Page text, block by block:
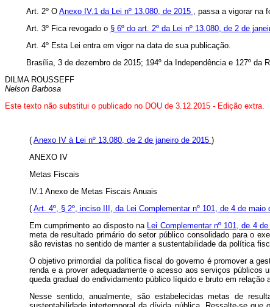
Art. 2º O Anexo IV.1 da Lei nº 13.080, de 2015 , passa a vigorar na
Art. 3º Fica revogado o § 6º do art. 2º da Lei nº 13.080, de 2 de
Art. 4º Esta Lei entra em vigor na data de sua publicação.
Brasília, 3 de dezembro de 2015; 194º da Independência e 127º da
DILMA ROUSSEFF
Nelson Barbosa
Este texto não substitui o publicado no DOU de 3.12.2015 - Edição extra.
( Anexo IV à Lei nº 13.080, de 2 de janeiro de 2015 )
ANEXO IV
Metas Fiscais
IV.1 Anexo de Metas Fiscais Anuais
( Art. 4º, § 2º, inciso III, da Lei Complementar nº 101, de 4 de maio
Em cumprimento ao disposto na Lei Complementar nº 101, de 4
meta de resultado primário do setor público consolidado para o
são revistas no sentido de manter a sustentabilidade da política
O objetivo primordial da política fiscal do governo é promover a
renda e a prover adequadamente o acesso aos serviços
queda gradual do endividamento público líquido e bruto em
Nesse sentido, anualmente, são estabelecidas metas de